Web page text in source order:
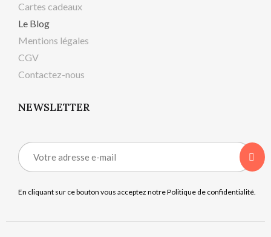
Cartes cadeaux
Le Blog
Mentions légales
CGV
Contactez-nous
NEWSLETTER
En cliquant sur ce bouton vous acceptez notre Politique de confidentialité.